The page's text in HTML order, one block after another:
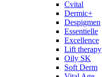
Cvital
Dermic+
Despigmen
Essentielle
Excellence
Lift therapy
Oily SK
Soft Derm